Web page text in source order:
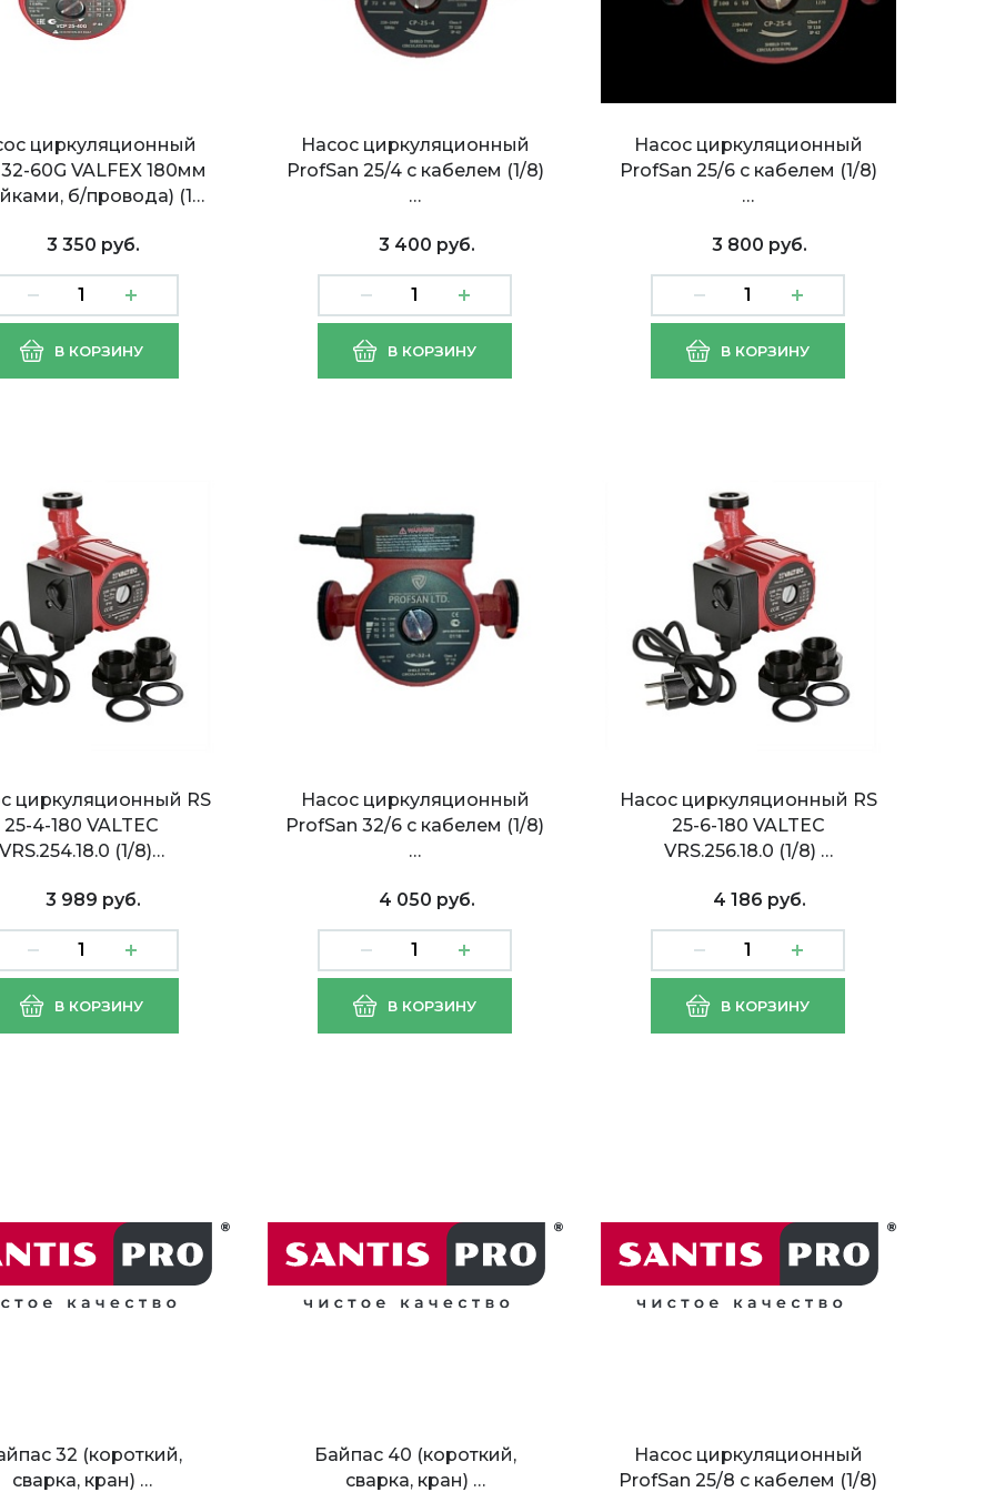
40G VALFEX 180мм
б/провода)
VCP 25-40G VALFEX 130мм
(с гайками,б/провода) (1/8)
VCP 25-60G VALFEX 130мм
(с гайками,б/провода) (8)
циркуляционный
60G VALFEX 180мм
б/провода) (1…
60G VALFEX 180мм
б/провода)
3 350 руб.
В КОРЗИНУ
Насос циркуляционный
ProfSan 25/4 с кабелем (1/8)
…
ProfSan 25/4 с кабелем
(1/8)
3 400 руб.
В КОРЗИНУ
Насос циркуляционный
ProfSan 25/6 с кабелем (1/8)
…
ProfSan 25/6 с кабелем
(1/8)
3 800 руб.
В КОРЗИНУ
циркуляционный RS
25-4-180 VALTEC
VRS.254.18.0 (1/8)…
3 989 руб.
В КОРЗИНУ
Насос циркуляционный
ProfSan 32/6 с кабелем (1/8)
…
4 050 руб.
В КОРЗИНУ
Насос циркуляционный RS
25-6-180 VALTEC
VRS.256.18.0 (1/8) …
4 186 руб.
В КОРЗИНУ
32 (короткий,
сварка, кран) …
Байпас 40 (короткий,
сварка, кран) …
Насос циркуляционный
ProfSan 25/8 с кабелем (1/8)